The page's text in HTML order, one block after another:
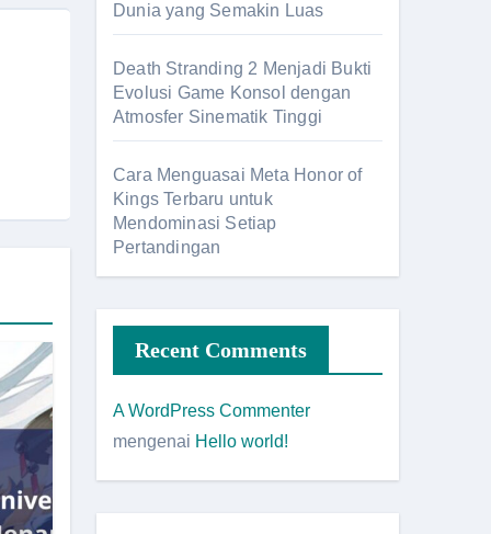
Dunia yang Semakin Luas
Death Stranding 2 Menjadi Bukti
Evolusi Game Konsol dengan
Atmosfer Sinematik Tinggi
Cara Menguasai Meta Honor of
Kings Terbaru untuk
Mendominasi Setiap
Pertandingan
Recent Comments
A WordPress Commenter
mengenai Hello world!